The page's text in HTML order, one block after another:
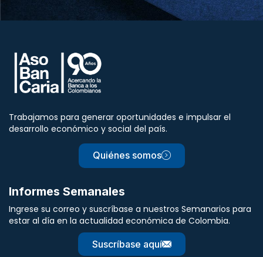
Trabajamos para generar oportunidades e impulsar el
desarrollo económico y social del país.
Quiénes somos
Informes Semanales
Ingrese su correo y suscríbase a nuestros Semanarios para
estar al día en la actualidad económica de Colombia.
Suscríbase aquí